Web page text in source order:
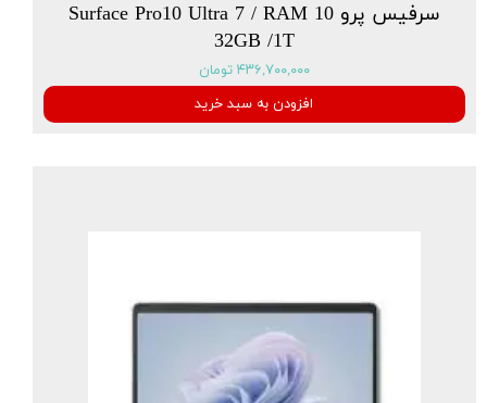
سرفیس پرو 10 Surface Pro10 Ultra 7 / RAM
32GB /1T
۴۳۶,۷۰۰,۰۰۰ تومان
افزودن به سبد خرید